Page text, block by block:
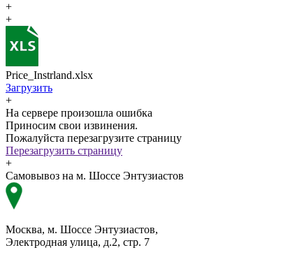
+
+
Price_Instrland.xlsx
Загрузить
+
На сервере произошла ошибка
Приносим свои извинения.
Пожалуйста перезагрузите страницу
Перезагрузить страницу
+
Самовывоз на м. Шоссе Энтузиастов
Москва, м. Шоссе Энтузиастов,
Электродная улица, д.2, стр. 7